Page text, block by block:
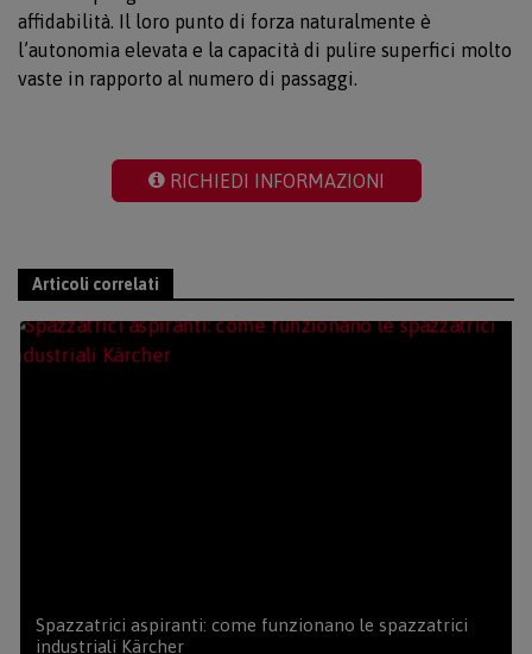
affidabilità. Il loro punto di forza naturalmente è
l’autonomia elevata e la capacità di pulire superfici molto
vaste in rapporto al numero di passaggi.
RICHIEDI INFORMAZIONI
Articoli correlati
Spazzatrici aspiranti: come funzionano le spazzatrici
industriali Kärcher